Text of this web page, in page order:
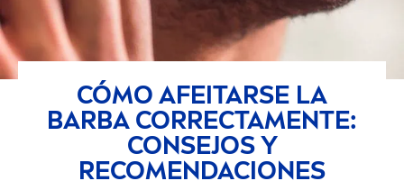
CÓMO AFEITARSE LA
BARBA CORRECTAMENTE:
CONSEJOS Y
RECOMENDACIONES